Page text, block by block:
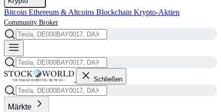
Bitcoin Ethereum & Altcoins Blockchain Krypto-Aktien
Community Broker
Schließen
Märkte